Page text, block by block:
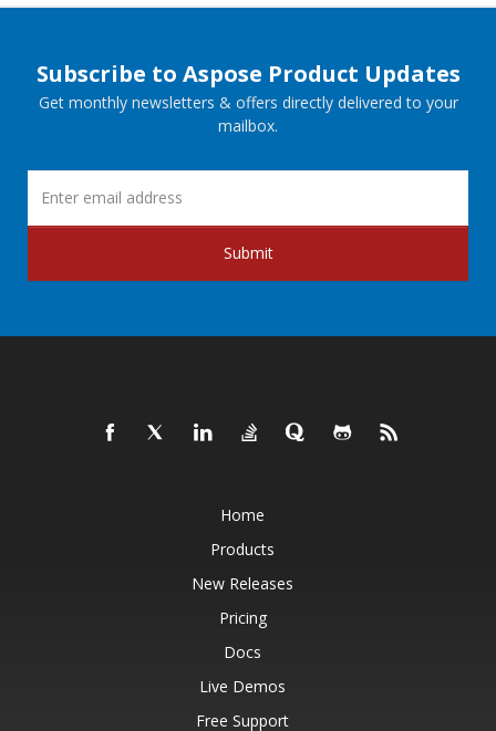
Subscribe to Aspose Product Updates
Get monthly newsletters & offers directly delivered to your
mailbox.
Submit
Home
Products
New Releases
Pricing
Docs
Live Demos
Free Support